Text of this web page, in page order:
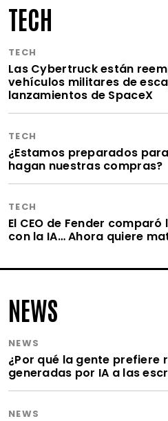
TECH
TECH
Las Cybertruck están
vehículos militares de
lanzamientos de SpaceX
TECH
¿Estamos preparados
hagan nuestras compras?
TECH
El CEO de Fender
con la IA… Ahora quiere
NEWS
NEWS
¿Por qué la gente prefiere
generadas por IA a las
NEWS